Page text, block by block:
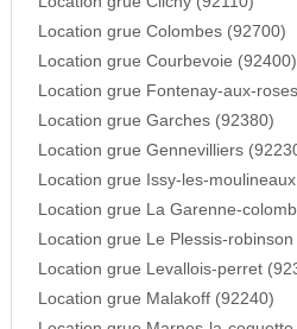
Location grue Colombes (92700)
Location grue Courbevoie (92400)
Location grue Fontenay-aux-
Location grue Garches (92380)
Location grue Gennevilliers
Location grue Issy-les-
Location grue La Garenne-
Location grue Le Plessis-
Location grue Levallois-perret
Location grue Malakoff (92240)